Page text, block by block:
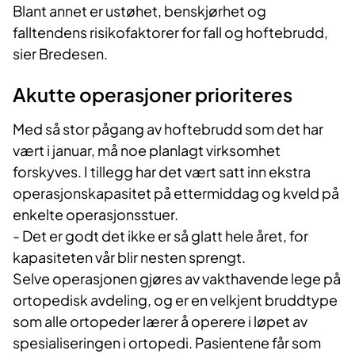
Blant annet er ustøhet, benskjørhet og
falltendens risikofaktorer for fall og hoftebrudd,
sier Bredesen.
Akutte operasjoner prioriteres
Med så stor pågang av hoftebrudd som det har
vært i januar, må noe planlagt virksomhet
forskyves. I tillegg har det vært satt inn ekstra
operasjonskapasitet på ettermiddag og kveld på
enkelte operasjonsstuer.
- Det er godt det ikke er så glatt hele året, for
kapasiteten vår blir nesten sprengt.
Selve operasjonen gjøres av vakthavende lege på
ortopedisk avdeling, og er en velkjent bruddtype
som alle ortopeder lærer å operere i løpet av
spesialiseringen i ortopedi. Pasientene får som